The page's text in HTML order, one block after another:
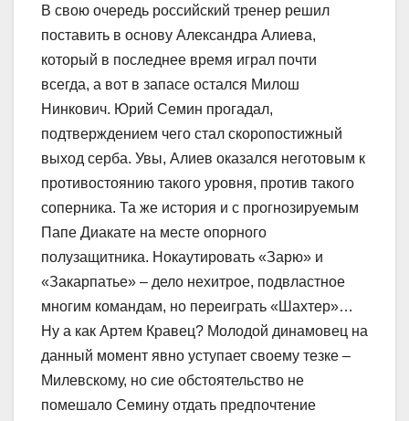
В свою очередь российский тренер решил
поставить в основу Александра Алиева,
который в последнее время играл почти
всегда, а вот в запасе остался Милош
Нинкович. Юрий Семин прогадал,
подтверждением чего стал скоропостижный
выход серба. Увы, Алиев оказался неготовым к
противостоянию такого уровня, против такого
соперника. Та же история и с прогнозируемым
Папе Диакате на месте опорного
полузащитника. Нокаутировать «Зарю» и
«Закарпатье» – дело нехитрое, подвластное
многим командам, но переиграть «Шахтер»…
Ну а как Артем Кравец? Молодой динамовец на
данный момент явно уступает своему тезке –
Милевскому, но сие обстоятельство не
помешало Семину отдать предпочтение